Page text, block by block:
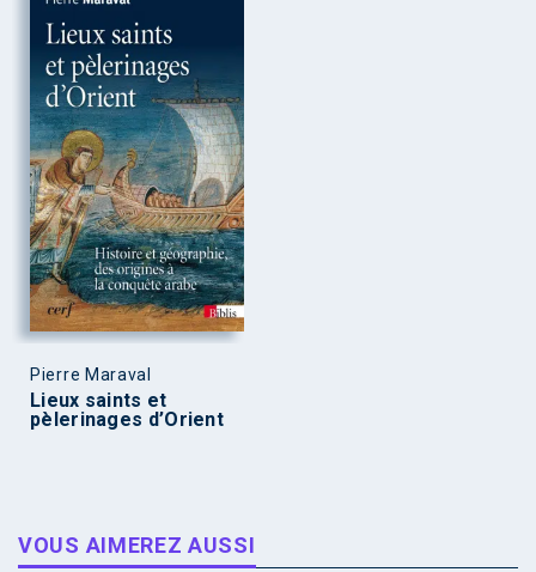
Pierre Maraval
Lieux saints et
pèlerinages d’Orient
VOUS AIMEREZ AUSSI